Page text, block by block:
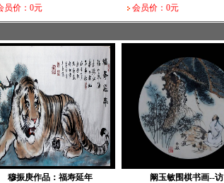
员价：0元
会员价：0元
穆振庚作品：福寿延年
阚玉敏围棋书画--访